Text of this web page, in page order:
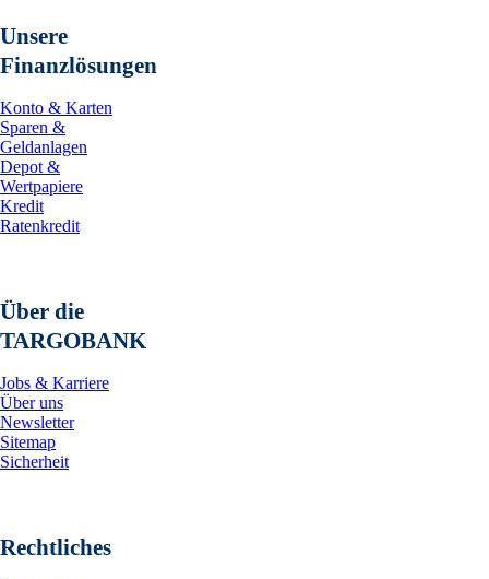
Unsere
Finanzlösungen
Konto & Karten
Sparen &
Geldanlagen
Depot &
Wertpapiere
Kredit
Ratenkredit
Über die
TARGOBANK
Jobs & Karriere
Über uns
Newsletter
Sitemap
Sicherheit
Rechtliches